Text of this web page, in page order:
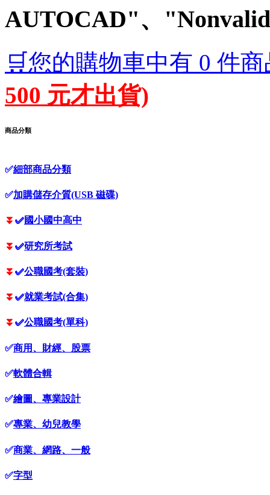
AUTOCAD"、"Nonvalid
🛒您的購物車中有 0 件
500 元才出貨)
商品分類
✅細部商品分類
✅加購儲存介質(USB 磁碟)
⏬ ✅國小國中高中
⏬ ✅研究所考試
⏬ ✅公職國考(套裝)
⏬ ✅就業考試(合集)
⏬ ✅公職國考(單科)
✅商用、財經、股票
✅軟體合輯
✅繪圖、專業設計
✅專業、幼兒教學
✅商業、網路、一般
✅字型